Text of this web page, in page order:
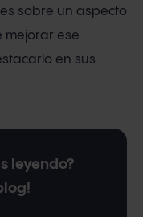
sobre un aspecto
mejorar ese
en sus
leyendo?